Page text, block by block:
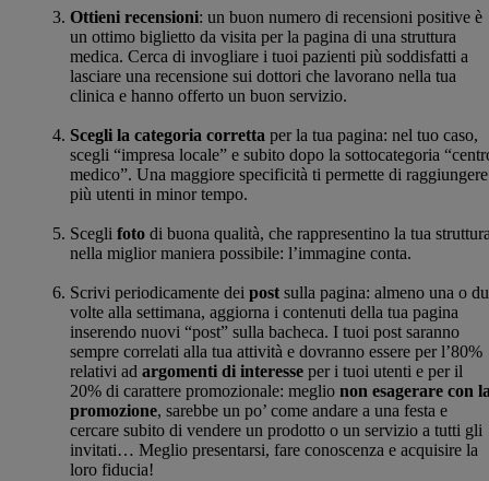
Ottieni recensioni: un buon numero di recensioni positive è
un ottimo biglietto da visita per la pagina di una struttura
medica. Cerca di invogliare i tuoi pazienti più soddisfatti a
lasciare una recensione sui dottori che lavorano nella tua
clinica e hanno offerto un buon servizio.
Scegli la categoria corretta per la tua pagina: nel tuo caso,
scegli “impresa locale” e subito dopo la sottocategoria
medico”. Una maggiore specificità ti permette di raggiungere
più utenti in minor tempo.
Scegli foto di buona qualità, che rappresentino la tua
nella miglior maniera possibile: l’immagine conta.
Scrivi periodicamente dei post sulla pagina: almeno una o
volte alla settimana, aggiorna i contenuti della tua pagina
inserendo nuovi “post” sulla bacheca. I tuoi post saranno
sempre correlati alla tua attività e dovranno essere per l’80%
relativi ad argomenti di interesse per i tuoi utenti e per il
20% di carattere promozionale: meglio non esagerare con
promozione, sarebbe un po’ come andare a una festa e
cercare subito di vendere un prodotto o un servizio a tutti gli
invitati… Meglio presentarsi, fare conoscenza e acquisire la
loro fiducia!